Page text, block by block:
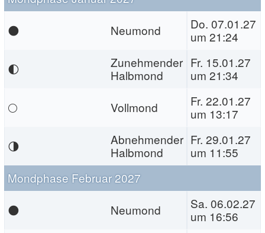
🌑
Neumond
Do. 07.01.27
um 21:24
🌓
Zunehmender
Halbmond
Fr. 15.01.27
um 21:34
🌕
Vollmond
Fr. 22.01.27
um 13:17
🌗
Abnehmender
Halbmond
Fr. 29.01.27
um 11:55
Mondphase Februar 2027
🌑
Neumond
Sa. 06.02.27
um 16:56